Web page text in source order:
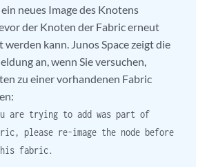
ein neues Image des Knotens
der Knoten der Fabric erneut
werden kann. Junos Space zeigt die
an, wenn Sie versuchen,
zu einer vorhandenen Fabric
are trying to add was part of
please re-image the node before
fabric.